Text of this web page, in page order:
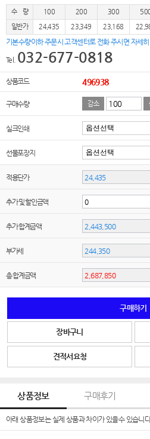
수 량 100 200 300
일반가
24,435 23,349 23,168
기본수량이하 주문시 고객센터로 전화 주시면 자세
Tel. 032-677-0818
상품코드 496938
구매수량 감소
실크인쇄
선물포장지
적용단가
추가 및 할인금액
추가 합계금액
부가세
총 합계금액
구매하기
장바구니
견적서요청
상품정보 구매후기
아래 상품정보는 실제 상품과 차이가 있을수 있습니